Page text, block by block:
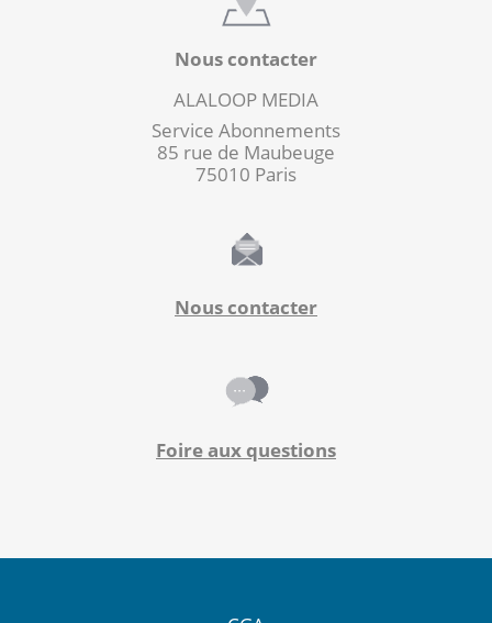
Nous contacter
ALALOOP MEDIA
Service Abonnements
85 rue de Maubeuge
75010 Paris
Nous contacter
Foire aux questions